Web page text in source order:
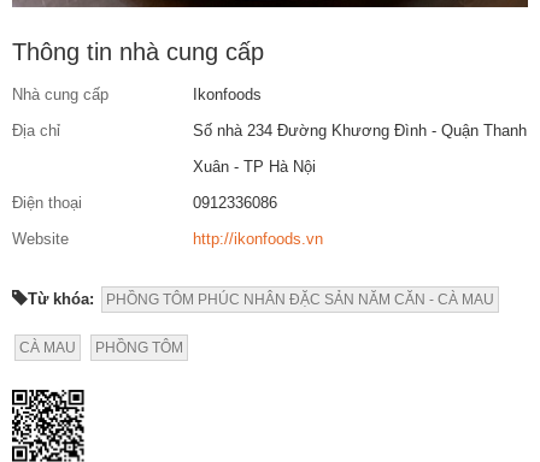
Thông tin nhà cung cấp
Nhà cung cấp
Ikonfoods
Địa chỉ
Số nhà 234 Đường Khương Đình - Quận Thanh
Xuân - TP Hà Nội
Điện thoại
0912336086
Website
http://ikonfoods.vn
Từ khóa: PHỒNG TÔM PHÚC NHÂN ĐẶC SẢN NĂM CĂN - CÀ MAU
CÀ MAU PHỒNG TÔM